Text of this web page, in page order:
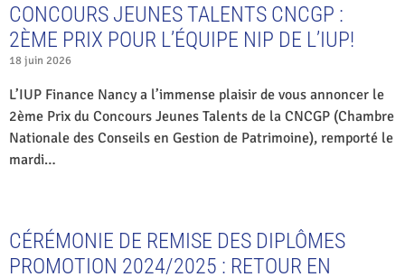
CONCOURS JEUNES TALENTS CNCGP :
2ÈME PRIX POUR L’ÉQUIPE NIP DE L’IUP!
18 juin 2026
L’IUP Finance Nancy a l’immense plaisir de vous annoncer le
2ème Prix du Concours Jeunes Talents de la CNCGP (Chambre
Nationale des Conseils en Gestion de Patrimoine), remporté le
mardi…
CÉRÉMONIE DE REMISE DES DIPLÔMES
PROMOTION 2024/2025 : RETOUR EN